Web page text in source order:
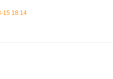
15 18:14